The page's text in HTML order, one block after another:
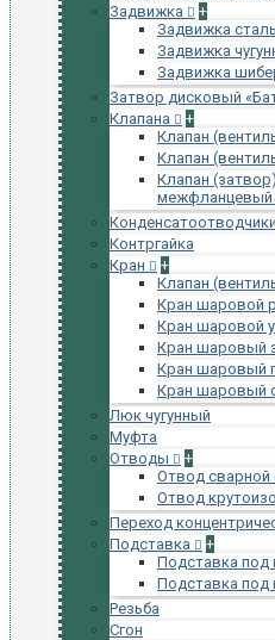
Задвижка
+
Задвижка
Задвижка
Задвижка
Затвор дисковый
Клапана
+
Клапан
Клапан
Клапан
межфланцевый
Конденсатоотводчики
Контргайка
Кран
+
Клапан
Кран шаровой
Кран шаровой
Кран шаровый
Кран шаровый
Кран шаровый
Люк чугунный
Муфта
Отводы
+
Отвод сварной
Отвод
Переход
Подставка
+
Подставка под
Подставка под
Резьба
Сгон